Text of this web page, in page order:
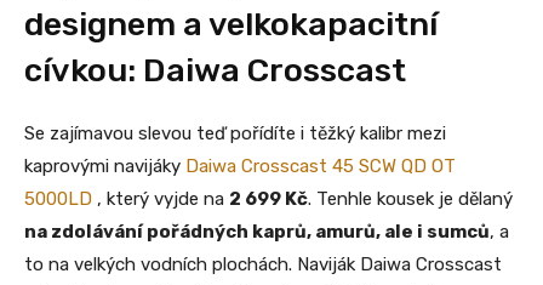
designem a velkokapacitní
cívkou: Daiwa Crosscast
Se zajímavou slevou teď pořídíte i těžký kalibr mezi
kaprovými navijáky Daiwa Crosscast 45 SCW QD OT
5000LD , který vyjde na 2 699 Kč. Tenhle kousek je dělaný
na zdolávání pořádných kaprů, amurů, ale i sumců, a
to na velkých vodních plochách. Naviják Daiwa Crosscast